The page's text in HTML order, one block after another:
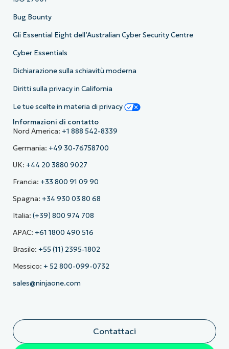
Bug Bounty
Gli Essential Eight dell’Australian Cyber Security Centre
Cyber Essentials
Dichiarazione sulla schiavitù moderna
Diritti sulla privacy in California
Le tue scelte in materia di privacy
Informazioni di contatto
Nord America: +1 888 542-8339
Germania: +49 30-76758700
UK: +44 20 3880 9027
Francia: +33 800 91 09 90
Spagna: +34 930 03 80 68
Italia: (+39) 800 974 708
APAC: +61 1800 490 516
Brasile: +55 (11) 2395-1802
Messico: + 52 800-099-0732
sales@ninjaone.com
Contattaci